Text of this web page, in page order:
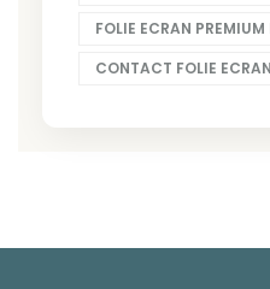
FOLIE ECRAN PREMIUM
CONTACT FOLIE